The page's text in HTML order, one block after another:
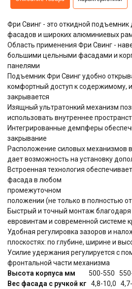
Фри Свинг - это откидной
фасадов и широких алюминиевых
Область применения Фри Свинг -
большими цельными фасадами и
панелями
Подъемник Фри Свинг удобно
комфортный доступ к содержимому,
закрывается
Изящный ультратонкий механизм
использовать внутреннее
Интегрированные демпферы
закрывание
Расположение силовых механизмов
дает возможность на установку
Встроенная технология
фасада в любом
промежуточном
положении (не только в полностью
Быстрый и точный монтаж
евровинтам и современной системе
Удобная регулировка зазоров и
плоскостях: по глубине, ширине и
Усилие удержания регулируется с
фронтальной части механизма
Высота корпуса мм 500-550 550-
Вес фасада с ручкой кг
4,8-10,0